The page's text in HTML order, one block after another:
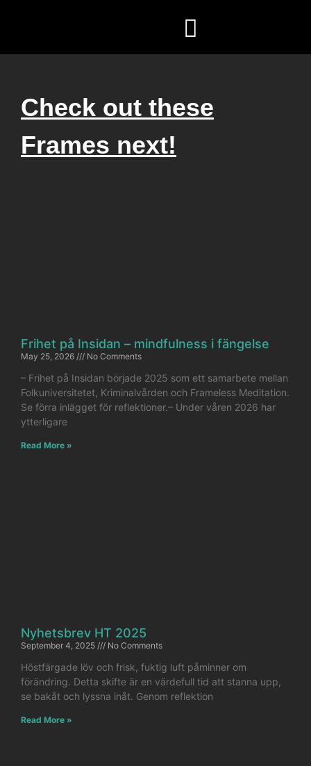
Check out these
Frames next!
Frihet på Insidan – mindfulness i fängelse
May 25, 2026 No Comments
– Frihet på Insidan började 2025 som ett samarbete mellan
Folkuniversitetet, Kriminalvården och Frameless Meditation.
Se förra inlägget för reflektioner.– Under våren 2026 har
ytterligare
Read More »
Nyhetsbrev HT 2025
September 4, 2025 No Comments
Höstfärgade löv och frisk, fuktig luft påminner om
förändring. Detta skifte är en värdefull tid att stanna upp,
se bakåt och lyssna inåt. Genom reflektion
Read More »